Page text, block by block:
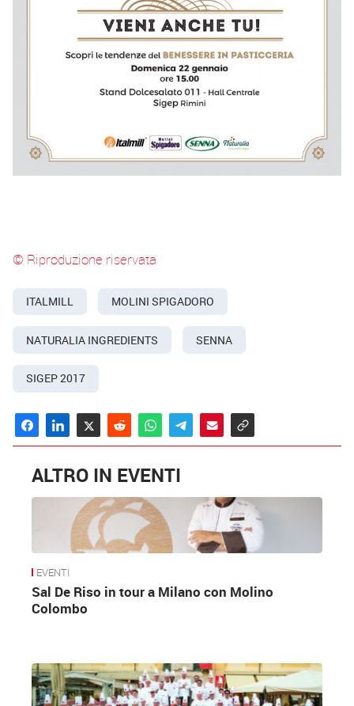
© Riproduzione riservata
ITALMILL MOLINI SPIGADORO
NATURALIA INGREDIENTS SENNA
SIGEP 2017
ALTRO IN EVENTI
EVENTI
Sal De Riso in tour a Milano con Molino
Colombo